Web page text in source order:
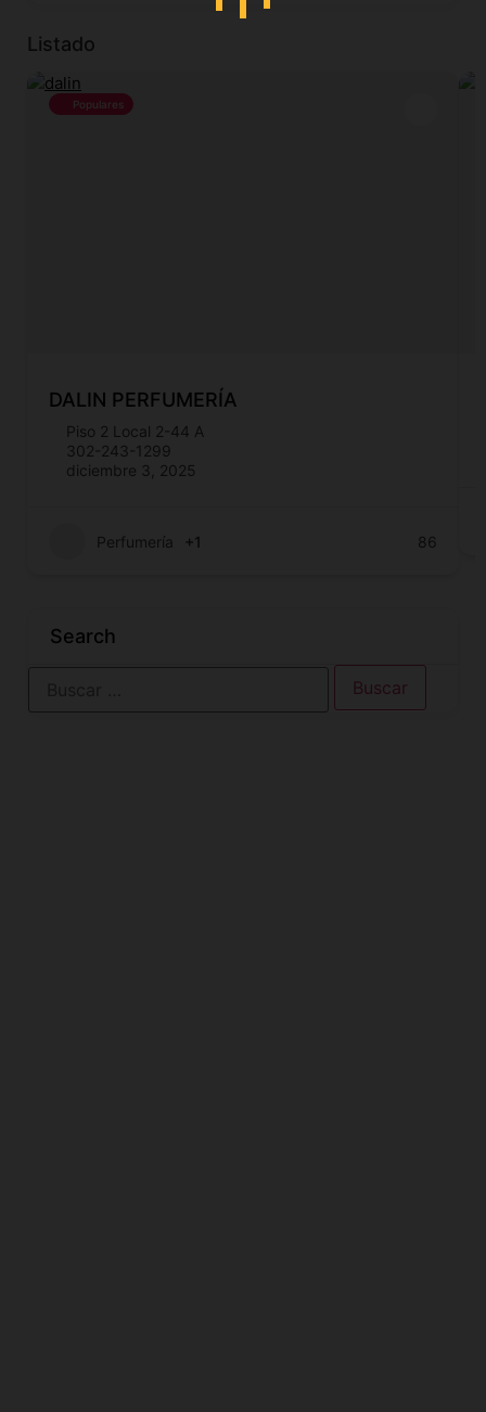
Listado
Populares
DALIN PERFUMERÍA
Piso 2 Local 2-44 A
302-243-1299
diciembre 3, 2025
Perfumería +1 86
Search